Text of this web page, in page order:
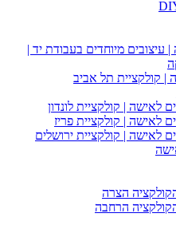
מיוחדים בעבודת יד |
קולקציית תל אביב
לאישה | קולקציית לונדון
לאישה | קולקציית פריז
לאישה | קולקציית ירושלים
הצרה
הרחבה